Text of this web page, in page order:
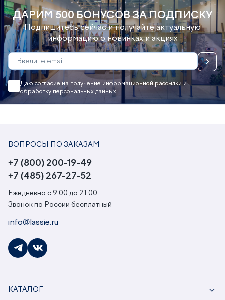
ДАРИМ 500 БОНУСОВ ЗА ПОДПИСКУ
Подпишитесь сейчас и получайте актуальную
информацию о новинках и акциях
Даю согласие на получение информационной рассылки и
обработку персональных данных
ВОПРОСЫ ПО ЗАКАЗАМ
+7 (800) 200-19-49
+7 (485) 267-27-52
Ежедневно с 9:00 до 21:00
Звонок по России бесплатный
info@lassie.ru
КАТАЛОГ